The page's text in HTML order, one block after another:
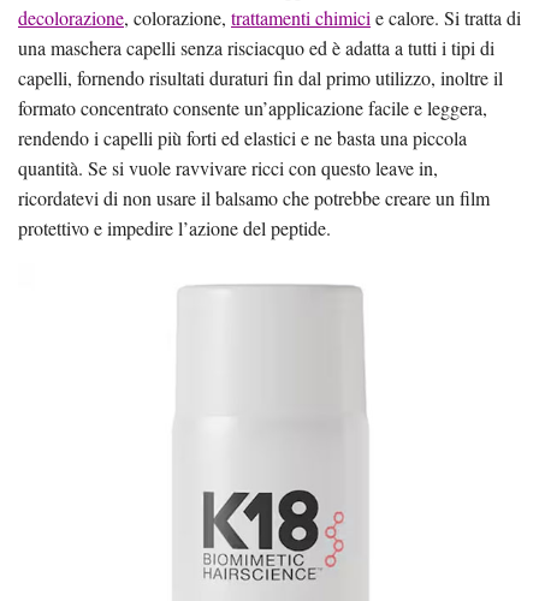
decolorazione, colorazione, trattamenti chimici e calore. Si tratta di
una maschera capelli senza risciacquo ed è adatta a tutti i tipi di
capelli, fornendo risultati duraturi fin dal primo utilizzo, inoltre il
formato concentrato consente un’applicazione facile e leggera,
rendendo i capelli più forti ed elastici e ne basta una piccola
quantità. Se si vuole ravvivare ricci con questo leave in,
ricordatevi di non usare il balsamo che potrebbe creare un film
protettivo e impedire l’azione del peptide.